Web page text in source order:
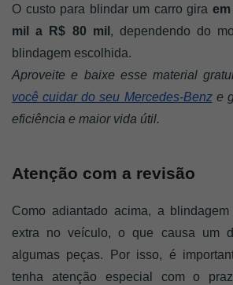
O custo para blindar um carro gira
mil a R$ 80 mil , dependendo do
blindagem escolhida.
Aproveite e baixe esse material
você cuidar do seu Mercedes-Benz e
eficiência e maior vida útil.
Atenção com a revisão
Como adiantado acima, a
extra no veículo, o que causa um
algumas peças. Por isso, é
tenha atenção especial com o